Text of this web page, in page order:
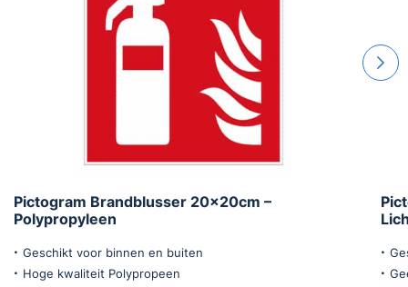
Pictogram Brandblusser 20x20cm –
Polypropyleen
Geschikt voor binnen en buiten
Hoge kwaliteit Polypropeen